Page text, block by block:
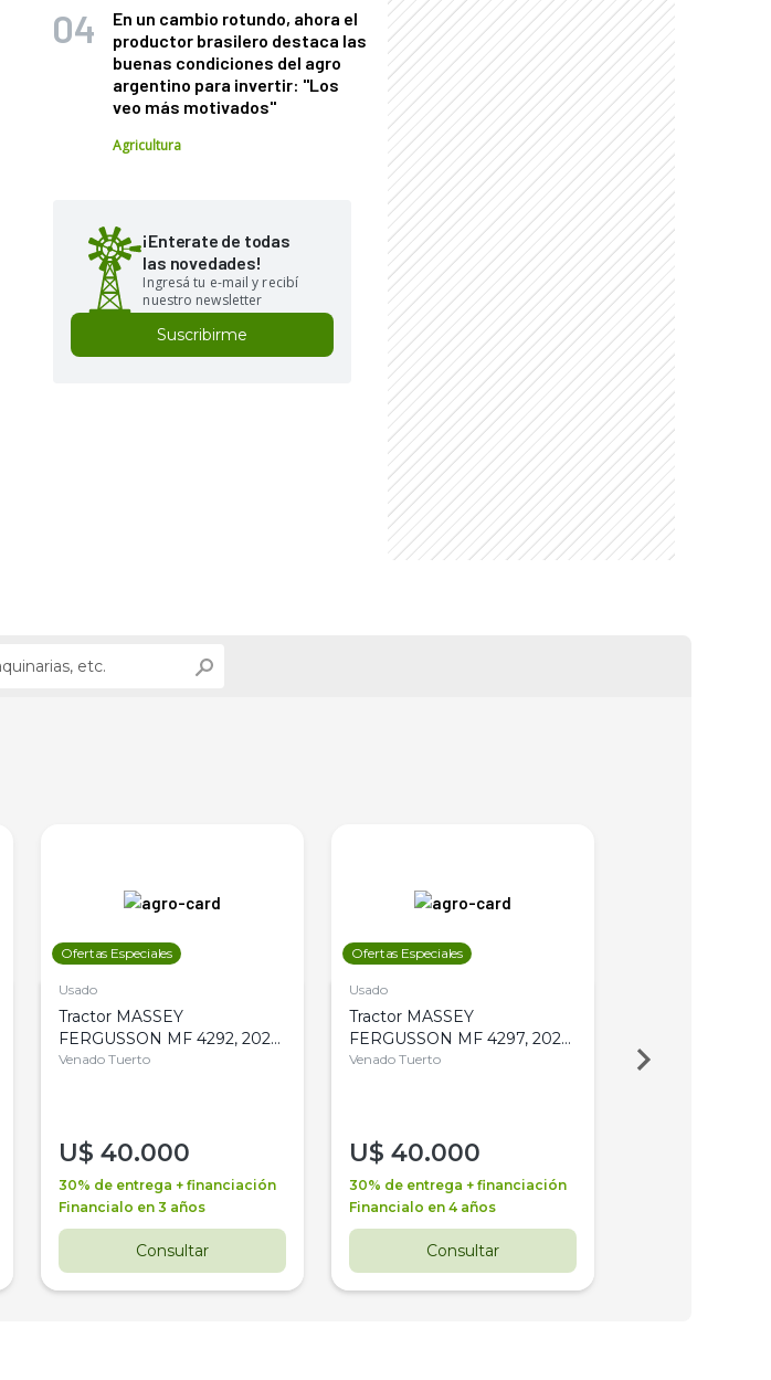
En un cambio rotundo, ahora el
productor brasilero destaca las
buenas condiciones del agro
argentino para invertir: "Los
veo más motivados"
Agricultura
¡Enterate de todas
las novedades!
Ingresá tu e-mail y recibí
nuestro newsletter
Suscribirme
Ofertas Especiales
Usado
Tractor MASSEY
FERGUSSON MF 4292, 2020,
4WD, PATON
Venado Tuerto
U$ 40.000
30% de entrega + financiación
Financialo en 3 años
Consultar
Ofertas Especiales
Usado
Tractor MASSEY
FERGUSSON MF 4297, 2020,
4WD, PATON
Venado Tuerto
U$ 40.000
30% de entrega + financiación
Financialo en 4 años
Consultar
Venado Tuerto